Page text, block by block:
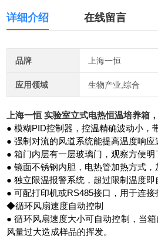
详细介绍 在线留言
品牌 上海一恒
应用领域 生物产业,综合
上海一恒 实验室立式电热恒温培养箱
● 模糊PID控制器，控温精确波动小，
● 强制对流的风道系统能提高温度响应
● 箱门内层有一层玻璃门，观察方便
● 镜面不锈钢内胆，电热管加热方式，
● 独立限温报警系统，超过限制温度
● 可配打印机或RS485接口，用于连
◆循环风扇速度自动控制
● 循环风扇速度大小可自动控制，当
风量过大造成样品的挥发。